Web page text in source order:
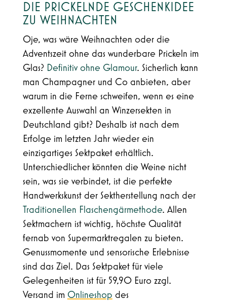
DIE PRICKELNDE GESCHENKIDEE
ZU WEIHNACHTEN
Oje, was wäre Weihnachten oder die
Adventszeit ohne das wunderbare Prickeln im
Glas? Definitiv ohne Glamour. Sicherlich kann
man Champagner und Co anbieten, aber
warum in die Ferne schweifen, wenn es eine
exzellente Auswahl an Winzersekten in
Deutschland gibt? Deshalb ist nach dem
Erfolge im letzten Jahr wieder ein
einzigartiges Sektpaket erhältlich.
Unterschiedlicher könnten die Weine nicht
sein, was sie verbindet, ist die perfekte
Handwerkskunst der Sektherstellung nach der
Traditionellen Flaschengärmethode. Allen
Sektmachern ist wichtig, höchste Qualität
fernab von Supermarktregalen zu bieten.
Genussmomente und sensorische Erlebnisse
sind das Ziel. Das Sektpaket für viele
Gelegenheiten ist für 59,90 Euro zzgl.
Versand im Onlineshop des